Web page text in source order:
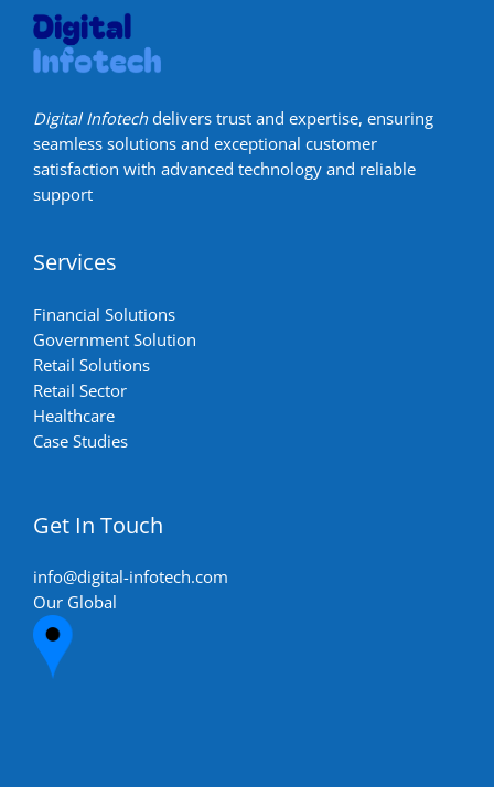
Digital Infotechdelivers trust and expertise, ensuring
seamless solutions and exceptional customer
satisfaction with advanced technology and reliable
support
Services
Financial Solutions
Government Solution
Retail Solutions
Retail Sector
Healthcare
Case Studies
Get In Touch
info@digital-infotech.com
Our Global